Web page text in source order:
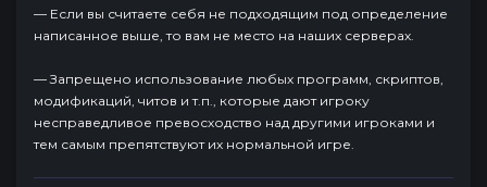
— Если вы считаете себя не подходящим под определение
написанное выше, то вам не место на наших серверах.
— Запрещено использование любых программ, скриптов,
модификаций, читов и т.п., которые дают игроку
несправедливое превосходство над другими игроками и
тем самым препятствуют их нормальной игре.